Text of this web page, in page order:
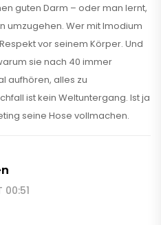
guten Darm – oder man lernt,
umzugehen. Wer mit Imodium
vor seinem Körper. Und
sie nach 40 immer
aufhören, alles zu
ist kein Weltuntergang. Ist ja
seine Hose vollmachen.
00:51